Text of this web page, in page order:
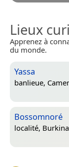
Lieux
Apprenez à
du monde.
Yassa
banlieue,
Bossomnoré
localité,